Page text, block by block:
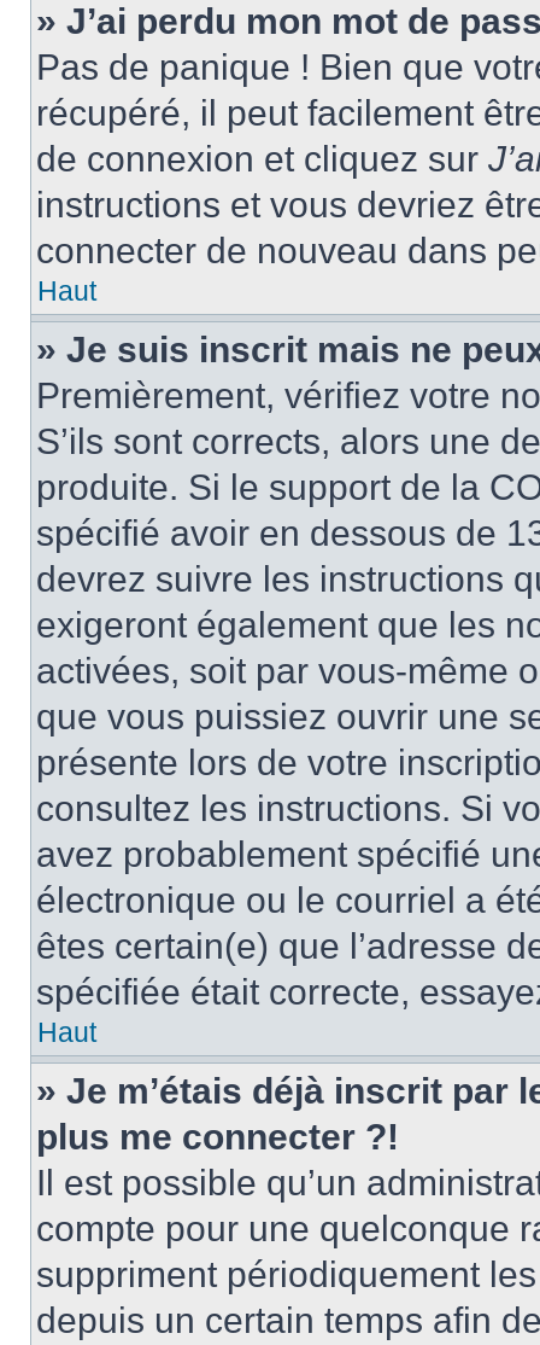
» J’ai perdu mon mot de
Pas de panique ! Bien que
récupéré, il peut facilement
de connexion et cliquez sur
instructions et vous devriez
connecter de nouveau dans
Haut
» Je suis inscrit mais ne
Premièrement, vérifiez votre
S’ils sont corrects, alors une
produite. Si le support de la
spécifié avoir en dessous de
devrez suivre les instructions
exigeront également que les
activées, soit par vous-même
que vous puissiez ouvrir une
présente lors de votre
consultez les instructions. Si
avez probablement spécifié
électronique ou le courriel a
êtes certain(e) que l’adresse
spécifiée était correcte,
Haut
» Je m’étais déjà inscrit par
plus me connecter ?!
Il est possible qu’un
compte pour une quelconque
suppriment périodiquement
depuis un certain temps afin